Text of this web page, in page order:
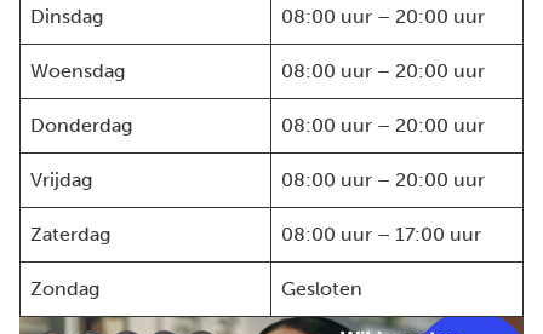
Dinsdag 08:00 uur – 20:00 uur
Woensdag 08:00 uur – 20:00 uur
Donderdag 08:00 uur – 20:00 uur
Vrijdag 08:00 uur – 20:00 uur
Zaterdag 08:00 uur – 17:00 uur
Zondag Gesloten